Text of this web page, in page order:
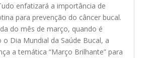
enfatizará a importância de
para prevenção do câncer bucal.
do mês de março, quando é
Dia Mundial da Saúde Bucal, a
a temática “Março Brilhante” para